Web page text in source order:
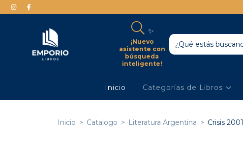
✨
¡Nuevo
asistente con
búsqueda
inteligente!
Inicio Categorías de Libros
Inicio > Catalogo > Literatura Argentina > Crisis 2001